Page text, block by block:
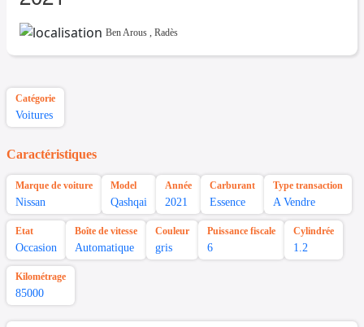
Ben Arous , Radès
Catégorie
Voitures
Caractéristiques
Marque de voiture
Nissan
Model
Qashqai
Année
2021
Carburant
Essence
Type transaction
A Vendre
Etat
Occasion
Boîte de vitesse
Automatique
Couleur
gris
Puissance fiscale
6
Cylindrée
1.2
Kilométrage
85000